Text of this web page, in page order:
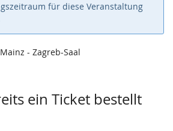
für diese Veranstaltung
- Zagreb-Saal
ein Ticket bestellt